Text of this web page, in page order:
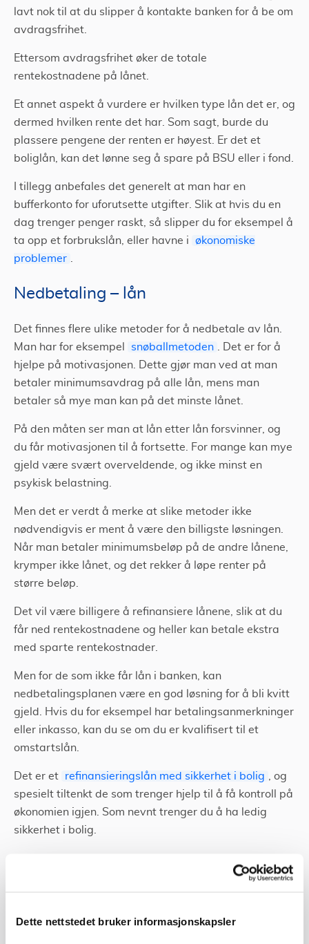
Dette nettstedet bruker informasjonskapsler
lavt nok til at du slipper å kontakte banken for å be om
avdragsfrihet.
Ettersom avdragsfrihet øker de totale
rentekostnadene på lånet.
Et annet aspekt å vurdere er hvilken type lån det er, og
dermed hvilken rente det har. Som sagt, burde du
plassere pengene der renten er høyest. Er det et
boliglån, kan det lønne seg å spare på BSU eller i fond.
I tillegg anbefales det generelt at man har en
bufferkonto for uforutsette utgifter. Slik at hvis du en
dag trenger penger raskt, så slipper du for eksempel å
ta opp et forbrukslån, eller havne i
økonomiske
problemer
Nedbetaling – lån
Det finnes flere ulike metoder for å nedbetale av lån.
Man har for eksempel
snøballmetoden
. Det er for å
hjelpe på motivasjonen. Dette gjør man ved at man
betaler minimumsavdrag på alle lån, mens man
betaler så mye man kan på det minste lånet.
På den måten ser man at lån etter lån forsvinner, og
du får motivasjonen til å fortsette. For mange kan mye
gjeld være svært overveldende, og ikke minst en
psykisk belastning.
Men det er verdt å merke at slike metoder ikke
nødvendigvis er ment å være den billigste løsningen.
Når man betaler minimumsbeløp på de andre lånene,
krymper ikke lånet, og det rekker å løpe renter på
større beløp.
Det vil være billigere å refinansiere lånene, slik at du
får ned rentekostnadene og heller kan betale ekstra
med sparte rentekostnader.
Men for de som ikke får lån i banken, kan
nedbetalingsplanen være en god løsning for å bli kvitt
gjeld. Hvis du for eksempel har betalingsanmerkninger
eller inkasso, kan du se om du er kvalifisert til et
omstartslån.
Det er et refinansieringslån med sikkerhet i bolig
, og
spesielt tiltenkt de som trenger hjelp til å få kontroll på
økonomien igjen. Som nevnt trenger du å ha ledig
sikkerhet i bolig.
forbruksgjeld?